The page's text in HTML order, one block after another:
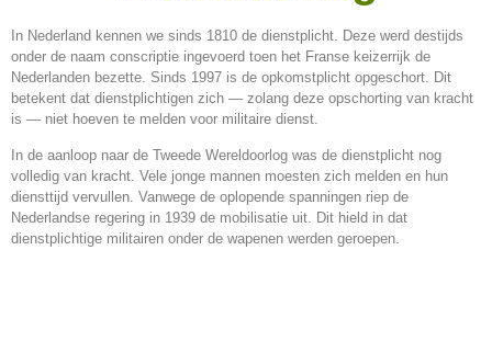
In Nederland kennen we sinds 1810 de dienstplicht. Deze werd destijds
onder de naam conscriptie ingevoerd toen het Franse keizerrijk de
Nederlanden bezette. Sinds 1997 is de opkomstplicht opgeschort. Dit
betekent dat dienstplichtigen zich — zolang deze opschorting van kracht
is — niet hoeven te melden voor militaire dienst.
In de aanloop naar de Tweede Wereldoorlog was de dienstplicht nog
volledig van kracht. Vele jonge mannen moesten zich melden en hun
diensttijd vervullen. Vanwege de oplopende spanningen riep de
Nederlandse regering in 1939 de mobilisatie uit. Dit hield in dat
dienstplichtige militairen onder de wapenen werden geroepen.